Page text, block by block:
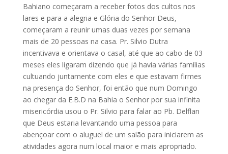
Bahiano começaram a receber fotos dos cultos nos
lares e para a alegria e Glória do Senhor Deus,
começaram a reunir umas duas vezes por semana
mais de 20 pessoas na casa. Pr. Silvio Dutra
incentivava e orientava o casal, até que ao cabo de 03
meses eles ligaram dizendo que já havia várias famílias
cultuando juntamente com eles e que estavam firmes
na presença do Senhor, foi então que num Domingo
ao chegar da E.B.D na Bahia o Senhor por sua infinita
misericórdia usou o Pr. Silvio para falar ao Pb. Delflan
que Deus estaria levantando uma pessoa para
abençoar com o aluguel de um salão para iniciarem as
atividades agora num local maior e mais apropriado.